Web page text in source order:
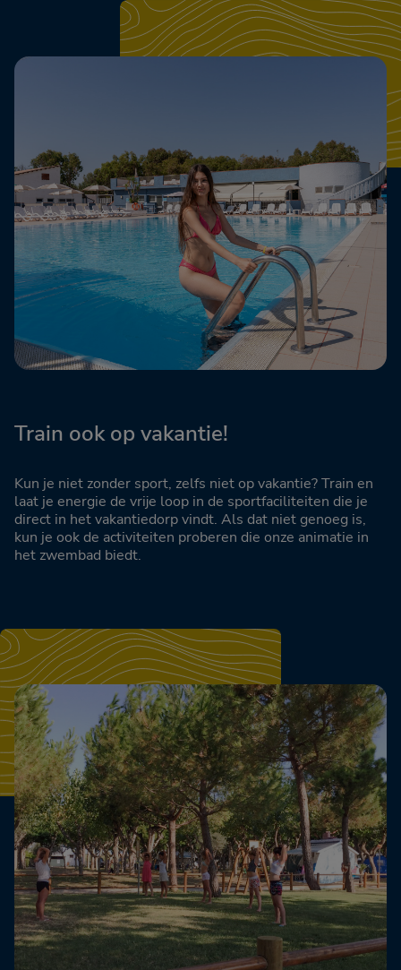
Train ook op vakantie!
Kun je niet zonder sport, zelfs niet op vakantie? Train en
laat je energie de vrije loop in de sportfaciliteiten die je
direct in het vakantiedorp vindt. Als dat niet genoeg is,
kun je ook de activiteiten proberen die onze animatie in
het zwembad biedt.